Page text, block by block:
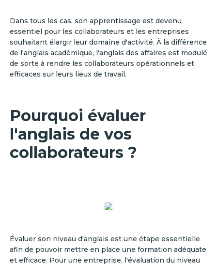
Dans tous les cas, son apprentissage est devenu
essentiel pour les collaborateurs et les entreprises
souhaitant élargir leur domaine d'activité. À la différence
de l'anglais académique, l'anglais des affaires est modulé
de sorte à rendre les collaborateurs opérationnels et
efficaces sur leurs lieux de travail.
Pourquoi évaluer
l'anglais de vos
collaborateurs ?
Évaluer son niveau d'anglais est une étape essentielle
afin de pouvoir mettre en place une formation adéquate
et efficace. Pour une entreprise, l'évaluation du niveau